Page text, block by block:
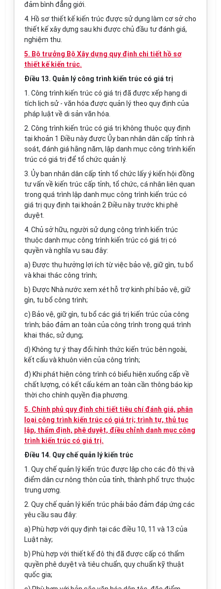
đảm bình đẳng giới.
4. Hồ sơ thiết kế kiến trúc được sử dụng làm cơ sở cho
thiết kế xây dựng sau khi được chủ đầu tư đánh giá,
nghiệm thu.
5. Bộ trưởng Bộ Xây dựng quy định chi tiết hồ sơ
thiết kế kiến trúc.
Điều 13. Quản lý công trình kiến trúc có giá trị
1. Công trình kiến trúc có giá trị đã được xếp hạng di
tích lịch sử - văn hóa được quản lý theo quy định của
pháp luật về di sản văn hóa.
2. Công trình kiến trúc có giá trị không thuộc quy định
tại khoản 1 Điều này được Ủy ban nhân dân cấp tỉnh rà
soát, đánh giá hằng năm, lập danh mục công trình kiến
trúc có giá trị để tổ chức quản lý.
3. Ủy ban nhân dân cấp tỉnh tổ chức lấy ý kiến hội đồng
tư vấn về kiến trúc cấp tỉnh, tổ chức, cá nhân liên quan
trong quá trình lập danh mục công trình kiến trúc có
giá trị quy định tại khoản 2 Điều này trước khi phê
duyệt.
4. Chủ sở hữu, người sử dụng công trình kiến trúc
thuộc danh mục công trình kiến trúc có giá trị có
quyền và nghĩa vụ sau đây:
a) Được thụ hưởng lợi ích từ việc bảo vệ, giữ gìn, tu bổ
và khai thác công trình;
b) Được Nhà nước xem xét hỗ trợ kinh phí bảo vệ, giữ
gìn, tu bổ công trình;
c) Bảo vệ, giữ gìn, tu bổ các giá trị kiến trúc của công
trình; bảo đảm an toàn của công trình trong quá trình
khai thác, sử dụng;
d) Không tựý thay đổi hình thức kiến trúc bên ngoài,
kết cấu và khuôn viên của công trình;
đ) Khi phát hiện công trình có biểu hiện xuống cấp về
chất lượng, có kết cấu kém an toàn cần thông báo kịp
thời cho chính quyền địa phương.
5. Chính phủ quy định chi tiết tiêu chí đánh giá, phân
loại công trình kiến trúc có giá trị; trình tự, thủ tục
lập, thẩm định, phê duyệt, điều chỉnh danh mục công
trình kiến trúc có giá trị.
Điều 14. Quy chế quản lý kiến trúc
1. Quy chế quản lý kiến trúc được lập cho các đô thị và
điểm dân cư nông thôn của tỉnh, thành phố trực thuộc
trung ương.
2. Quy chế quản lý kiến trúc phải bảo đảm đáp ứng các
yêu cầu sau đây:
a) Phù hợp với quy định tại các điều 10, 11 và 13 của
Luật này;
b) Phù hợp với thiết kế đô thị đã được cấp có thẩm
quyền phê duyệt và tiêu chuẩn, quy chuẩn kỹ thuật
quốc gia;